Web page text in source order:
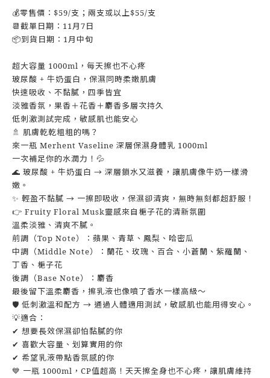
💰零售價：$59/支；兩支或以上$55/支
📆截單日期：11月7日
📦到貨日期：1月中旬
超大容量 1000ml，每天擦也不心疼
玻尿酸 + 牛奶蛋白，保濕同時柔嫩肌膚
快速吸收、不黏膩，四季皆宜
淡雅香氛，果香＋花香＋麝香多層次持久
低刺激測試完成，敏感肌也能安心
🚿 肌膚乾乾粗粗的嗎？
來一瓶 Merhent Vaseline 深層保濕身體乳 1000ml
一次補足你的水潤力！💦
🌊 玻尿酸 + 牛奶蛋白 → 深層鎖水又滋養，讓肌膚像牛奶一樣滑
嫩。
✨ 輕盈不黏膩 → 一擦即吸收，保濕卻清爽，無時無刻都超舒服！
👉 Fruity Floral Musk靈感來自梔子花的清新氛圍
溫柔淡雅、清爽不膩。
前調（Top Note）：蘋果、青草、鳳梨、哈密瓜
中調（Middle Note）：蘭花、玫瑰、百合、小蒼蘭、紫羅蘭、
丁香、梔子花
後調（Base Note）：麝香
最後留下溫柔麝香，擦乳液也像噴了香水一樣高級～
🛡 低刺激溫和配方 → 通過人體適用測試，敏感肌也能用得安心。
💡適合：
✔ 想要長效保濕卻怕黏膩的你
✔ 喜歡大容量、划算實用的你
✔ 希望乳液帶點香氛感的你
💙 一瓶 1000ml，CP值超高！天天擦全身也不心疼，讓肌膚維持